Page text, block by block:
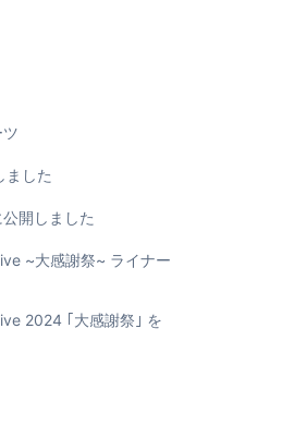
ました
開しました
~大感謝祭~ ライナー
2024 ｢大感謝祭｣ を